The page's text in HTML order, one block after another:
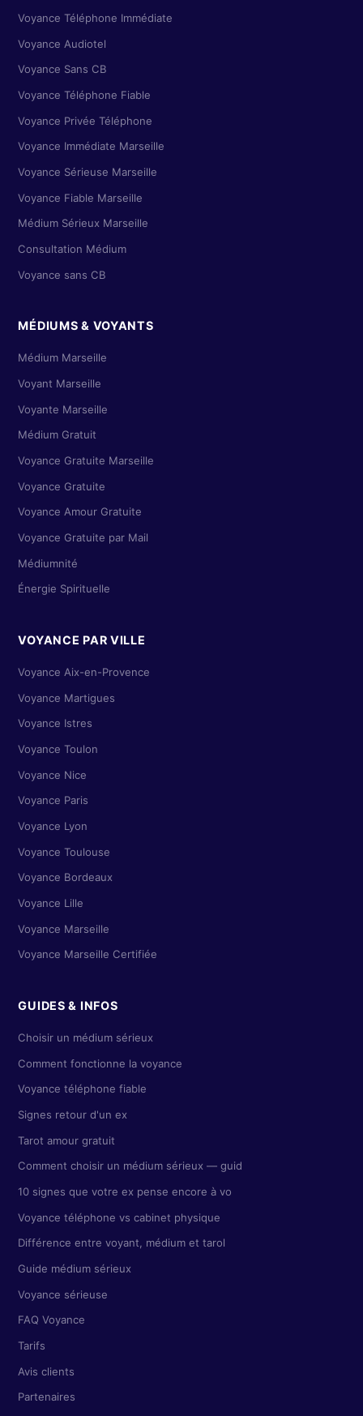
Voyance Téléphone Immédiate
Voyance Audiotel
Voyance Sans CB
Voyance Téléphone Fiable
Voyance Privée Téléphone
Voyance Immédiate Marseille
Voyance Sérieuse Marseille
Voyance Fiable Marseille
Médium Sérieux Marseille
Consultation Médium
Voyance sans CB
MÉDIUMS & VOYANTS
Médium Marseille
Voyant Marseille
Voyante Marseille
Médium Gratuit
Voyance Gratuite Marseille
Voyance Gratuite
Voyance Amour Gratuite
Voyance Gratuite par Mail
Médiumnité
Énergie Spirituelle
VOYANCE PAR VILLE
Voyance Aix-en-Provence
Voyance Martigues
Voyance Istres
Voyance Toulon
Voyance Nice
Voyance Paris
Voyance Lyon
Voyance Toulouse
Voyance Bordeaux
Voyance Lille
Voyance Marseille
Voyance Marseille Certifiée
GUIDES & INFOS
Choisir un médium sérieux
Comment fonctionne la voyance
Voyance téléphone fiable
Signes retour d'un ex
Tarot amour gratuit
Comment choisir un médium sérieux — guid
10 signes que votre ex pense encore à vo
Voyance téléphone vs cabinet physique
Différence entre voyant, médium et tarol
Guide médium sérieux
Voyance sérieuse
FAQ Voyance
Tarifs
Avis clients
Partenaires